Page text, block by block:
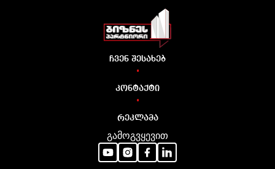
ჩვენ შესახებ
•
კონტაქტი
•
რეკლამა
გამოგვყევით